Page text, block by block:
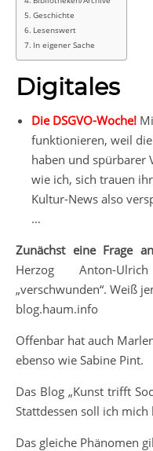
Geschichte
Lesenswert
In eigener Sache
Digitales
Die DSGVO-Woche!
funktionieren, weil
haben und spürbarer
wie ich, sich trauen
Kultur-News also
…
Zunächst eine Frage
Herzog Anton-
„verschwunden“. Weiß
blog.haum.info
Offenbar hat auch
ebenso wie Sabine Pint.
Das Blog „Kunst trifft
Stattdessen soll ich
Das gleiche Phänomen